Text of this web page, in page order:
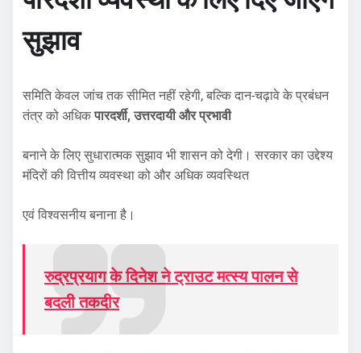
सुझाव
समिति केवल जांच तक सीमित नहीं रहेगी, बल्कि दान-चढ़ावे के प्रबंधन
तंत्र को अधिकपारदर्शी, उत्तरदायी और प्रभावी
बनाने के लिए सुधारात्मक सुझाव भी शासन को देगी। सरकार का उद्देश्य
मंदिरों की वित्तीय व्यवस्था को और अधिक व्यवस्थित
एवं विश्वसनीय बनाना है।
रुद्रप्रयाग के दिनेश ने ट्राउट मत्स्य पालन से
बदली तकदीर